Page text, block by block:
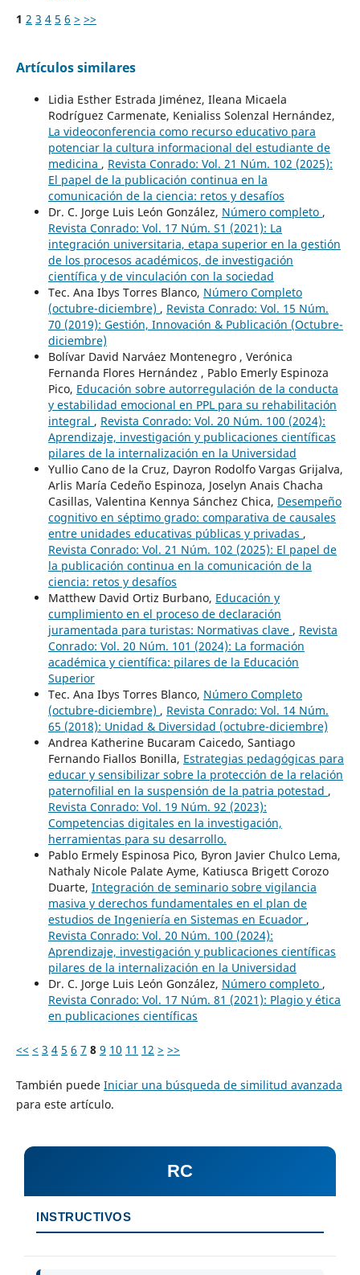
1 2 3 4 5 6 > >>
Artículos similares
Lidia Esther Estrada Jiménez, Ileana Micaela
Rodríguez Carmenate, Kenialiss Solenzal Hernández,
La videoconferencia como recurso educativo para
potenciar la cultura informacional del estudiante de
medicina , Revista Conrado: Vol. 21 Núm. 102 (2025):
El papel de la publicación continua en la
comunicación de la ciencia: retos y desafíos
Dr. C. Jorge Luis León González, Número completo ,
Revista Conrado: Vol. 17 Núm. S1 (2021): La
integración universitaria, etapa superior en la gestión
de los procesos académicos, de investigación
científica y de vinculación con la sociedad
Tec. Ana Ibys Torres Blanco, Número Completo
(octubre-diciembre) , Revista Conrado: Vol. 15 Núm.
70 (2019): Gestión, Innovación & Publicación (Octubre-
diciembre)
Bolívar David Narváez Montenegro , Verónica
Fernanda Flores Hernández , Pablo Emerly Espinoza
Pico, Educación sobre autorregulación de la conducta
y estabilidad emocional en PPL para su rehabilitación
integral , Revista Conrado: Vol. 20 Núm. 100 (2024):
Aprendizaje, investigación y publicaciones científicas
pilares de la internalización en la Universidad
Yullio Cano de la Cruz, Dayron Rodolfo Vargas Grijalva,
Arlis María Cedeño Espinoza, Joselyn Anais Chacha
Casillas, Valentina Kennya Sánchez Chica, Desempeño
cognitivo en séptimo grado: comparativa de causales
entre unidades educativas públicas y privadas ,
Revista Conrado: Vol. 21 Núm. 102 (2025): El papel de
la publicación continua en la comunicación de la
ciencia: retos y desafíos
Matthew David Ortiz Burbano, Educación y
cumplimiento en el proceso de declaración
juramentada para turistas: Normativas clave , Revista
Conrado: Vol. 20 Núm. 101 (2024): La formación
académica y científica: pilares de la Educación
Superior
Tec. Ana Ibys Torres Blanco, Número Completo
(octubre-diciembre) , Revista Conrado: Vol. 14 Núm.
65 (2018): Unidad & Diversidad (octubre-diciembre)
Andrea Katherine Bucaram Caicedo, Santiago
Fernando Fiallos Bonilla, Estrategias pedagógicas para
educar y sensibilizar sobre la protección de la relación
paternofilial en la suspensión de la patria potestad ,
Revista Conrado: Vol. 19 Núm. 92 (2023):
Competencias digitales en la investigación,
herramientas para su desarrollo.
Pablo Ermely Espinosa Pico, Byron Javier Chulco Lema,
Nathaly Nicole Palate Ayme, Katiusca Brigett Corozo
Duarte, Integración de seminario sobre vigilancia
masiva y derechos fundamentales en el plan de
estudios de Ingeniería en Sistemas en Ecuador ,
Revista Conrado: Vol. 20 Núm. 100 (2024):
Aprendizaje, investigación y publicaciones científicas
pilares de la internalización en la Universidad
Dr. C. Jorge Luis León González, Número completo ,
Revista Conrado: Vol. 17 Núm. 81 (2021): Plagio y ética
en publicaciones científicas
<< < 3 4 5 6 7 8 9 10 11 12 > >>
También puede Iniciar una búsqueda de similitud avanzada
para este artículo.
RC
INSTRUCTIVOS